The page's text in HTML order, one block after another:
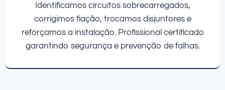
Identificamos circuitos sobrecarregados,
corrigimos fiação, trocamos disjuntores e
reforçamos a instalação. Profissional certificado
garantindo segurança e prevenção de falhas.